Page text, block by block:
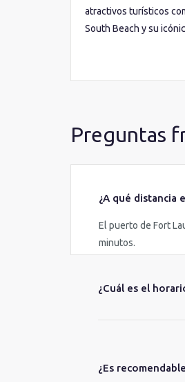
atractivos turísticos
South Beach y su
Preguntas
¿A qué distancia
El puerto de Fort
minutos.
¿Cuál es el
¿Es